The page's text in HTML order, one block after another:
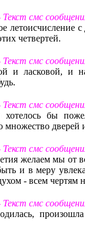
Текст смс
четвертей.
Текст смс
и ласковой, и
Текст смс
бы
дверей
Текст смс
желаем мы от
и в меру
- всем чертям
Текст смс